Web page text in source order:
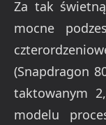
Za tak
mocne
(Snapdragon
taktowanym
modelu